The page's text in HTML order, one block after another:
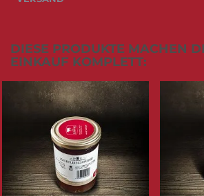
DIESE PRODUKTE MACHEN
EINKAUF KOMPLETT: